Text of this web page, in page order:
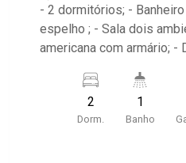
Preto/SP
- 2 dormitórios; -
espelho ; - Sala dois
americana com armário; -
Próximo A.P.Minelli de
Panificadora e
2
Dorm.
1
Banho